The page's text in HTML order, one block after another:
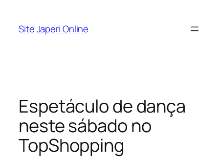
Site Japeri Online
Espetáculo de dança
neste sábado no
TopShopping